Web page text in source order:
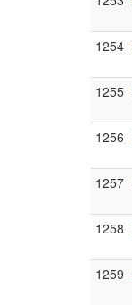
1254
1255
1256
1257
1258
1259